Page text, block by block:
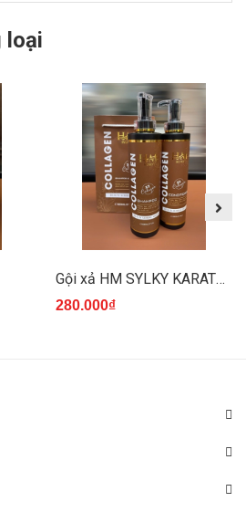
loại
Gội xả HM SYLKY KARATEIN
280.000₫